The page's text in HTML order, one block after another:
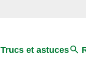
Trucs et astuces